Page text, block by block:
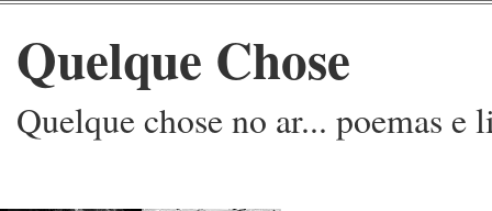
Quelque Chose
Quelque chose no ar... poemas e